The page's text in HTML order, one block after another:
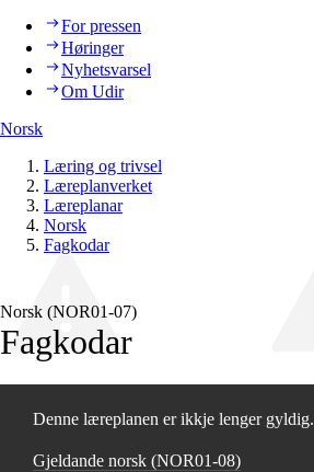
For pressen
Høringer
Nyhetsvarsel
Om Udir
Norsk
Læring og trivsel
Læreplanverket
Læreplanar
Norsk
Fagkodar
Norsk (NOR01‑07)
Fagkodar
Denne læreplanen er ikkje lenger gyldig.
Gjeldande norsk (NOR01‑08)